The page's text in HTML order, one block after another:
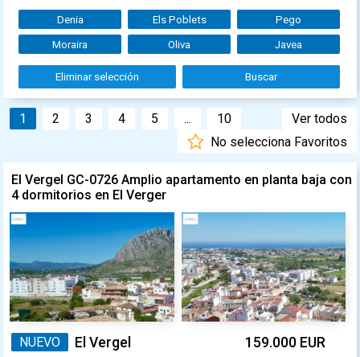
Denia Els Poblets Pego
Moraira Oliva Javea
Eliminar selección Buscar
1 2 3 4 5 ... 10
Ver todos
No selecciona Favoritos
El Vergel GC-0726 Amplio apartamento en planta baja con
4 dormitorios en El Verger
NUEVO El Vergel 159.000 EUR